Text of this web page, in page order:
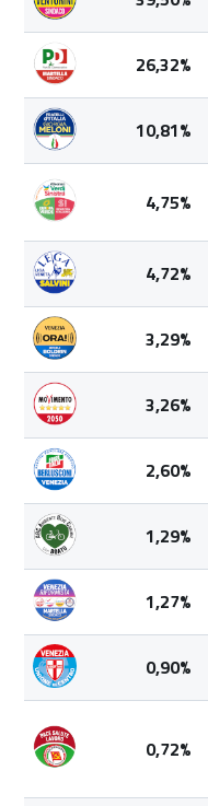
26,32%
10,81%
4,75%
4,72%
3,29%
3,26%
2,60%
1,29%
1,27%
0,90%
0,72%